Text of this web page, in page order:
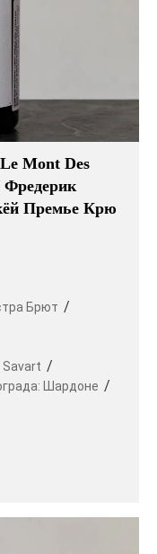
Mont Des
Фредерик
Премье Крю
Брют
Savart
Шардоне